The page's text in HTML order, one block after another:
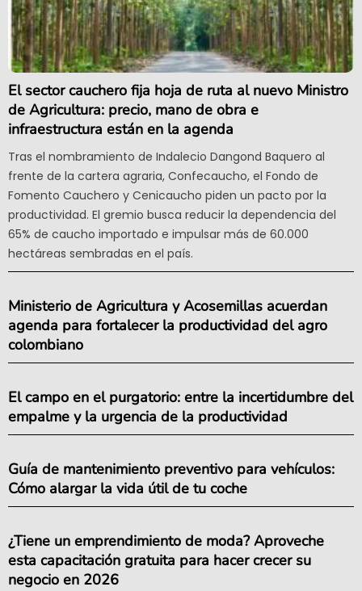
El sector cauchero fija hoja de ruta al nuevo Ministro
de Agricultura: precio, mano de obra e
infraestructura están en la agenda
Tras el nombramiento de Indalecio Dangond Baquero al
frente de la cartera agraria, Confecaucho, el Fondo de
Fomento Cauchero y Cenicaucho piden un pacto por la
productividad. El gremio busca reducir la dependencia del
65% de caucho importado e impulsar más de 60.000
hectáreas sembradas en el país.
Ministerio de Agricultura y Acosemillas acuerdan
agenda para fortalecer la productividad del agro
colombiano
El campo en el purgatorio: entre la incertidumbre del
empalme y la urgencia de la productividad
Guía de mantenimiento preventivo para vehículos:
Cómo alargar la vida útil de tu coche
¿Tiene un emprendimiento de moda? Aproveche
esta capacitación gratuita para hacer crecer su
negocio en 2026